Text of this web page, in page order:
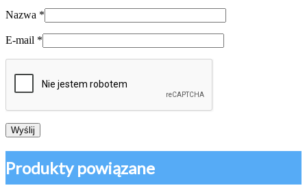
Nazwa *
E-mail *
Produkty powiązane